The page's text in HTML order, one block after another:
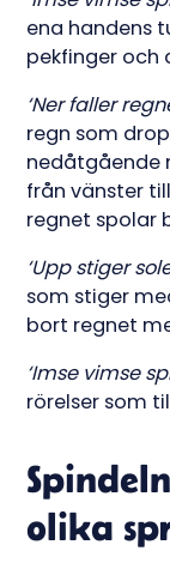
ena handens
pekfinger och
‘Ner faller
regn som
nedåtgående
från vänster
regnet spolar
‘Upp stiger
som stiger
bort regnet
‘Imse vimse
rörelser som
olika